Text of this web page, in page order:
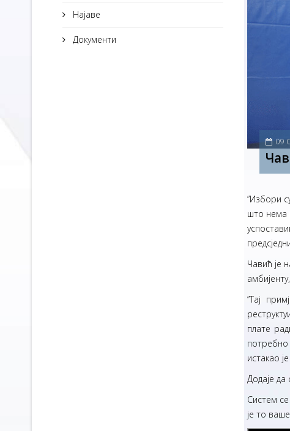
Најаве
Документи
09
”Избори
што нема
Чавић је
”Тај
плате
потребно
истакао
Додаје
Систем
је то